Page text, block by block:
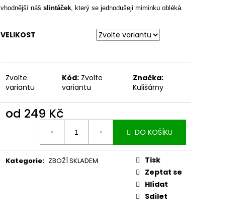
vhodnější náš slintáček, který se jednodušeji miminku obléká.
VELIKOST
Zvolte
variantu
Kód: Zvolte
variantu
Značka:
Kulišárny
od 249 Kč
DO KOŠÍKU
Kategorie: ZBOŽÍ SKLADEM
Tisk
Zeptat se
Hlídat
Sdílet